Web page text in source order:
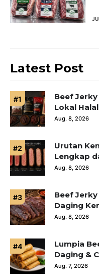
Latest Post
Beef
Lokal
Aug. 8, 2026
Urutan
Lengkap
Aug. 8, 2026
Beef
Daging
Aug. 8, 2026
Lumpia
Daging &
Aug. 7, 2026